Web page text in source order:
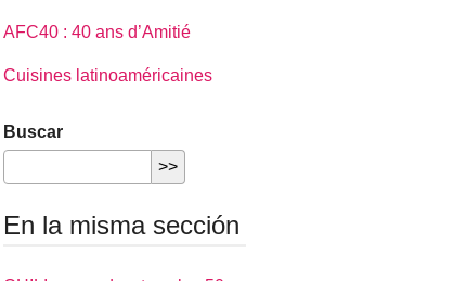
AFC40 : 40 ans d’Amitié
Cuisines latinoaméricaines
Buscar
En la misma sección